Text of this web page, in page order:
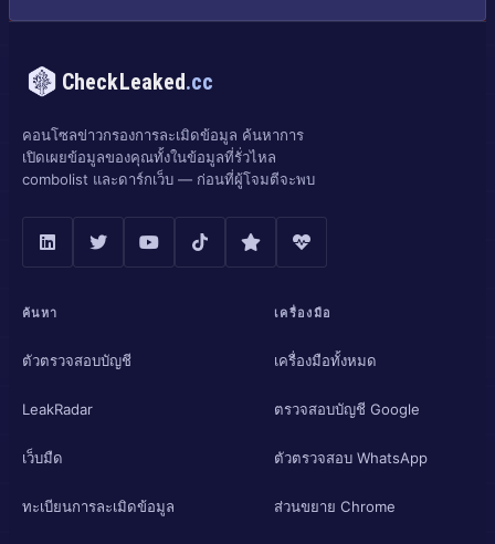
CheckLeaked.cc
คอนโซลข่าวกรองการละเมิดข้อมูล ค้นหาการ
เปิดเผยข้อมูลของคุณทั้งในข้อมูลที่รั่วไหล
combolist และดาร์กเว็บ — ก่อนที่ผู้โจมตีจะพบ
ค้นหา
ตัวตรวจสอบบัญชี
LeakRadar
เว็บมืด
ทะเบียนการละเมิดข้อมูล
เครื่องมือ
เครื่องมือทั้งหมด
ตรวจสอบบัญชี Google
ตัวตรวจสอบ WhatsApp
ส่วนขยาย Chrome